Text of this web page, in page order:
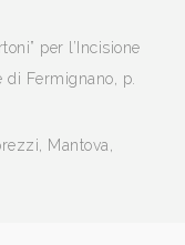
per l’Incisione
di Fermignano, p.
Mantova,